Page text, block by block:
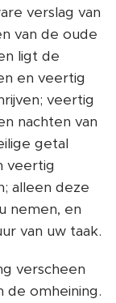
verslag van
van de oude
ligt de
en veertig
veertig
nachten van
getal
veertig
alleen deze
nemen, en
van uw taak.
verscheen
de omheining.